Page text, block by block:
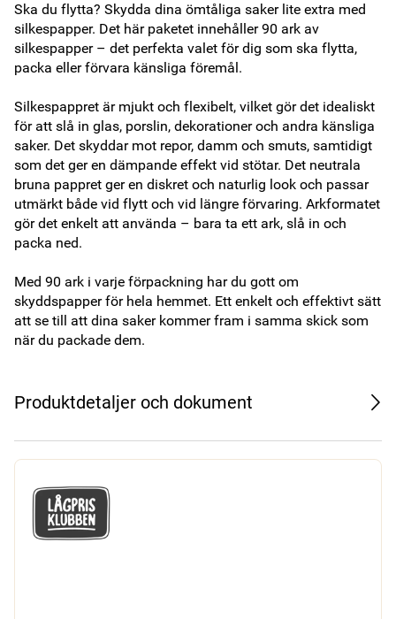
Ska du flytta? Skydda dina ömtåliga saker lite extra med
silkespapper. Det här paketet innehåller 90 ark av
silkespapper – det perfekta valet för dig som ska flytta,
packa eller förvara känsliga föremål.
Silkespappret är mjukt och flexibelt, vilket gör det idealiskt
för att slå in glas, porslin, dekorationer och andra känsliga
saker. Det skyddar mot repor, damm och smuts, samtidigt
som det ger en dämpande effekt vid stötar. Det neutrala
bruna pappret ger en diskret och naturlig look och passar
utmärkt både vid flytt och vid längre förvaring. Arkformatet
gör det enkelt att använda – bara ta ett ark, slå in och
packa ned.
Med 90 ark i varje förpackning har du gott om
skyddspapper för hela hemmet. Ett enkelt och effektivt sätt
att se till att dina saker kommer fram i samma skick som
när du packade dem.
Produktdetaljer och dokument